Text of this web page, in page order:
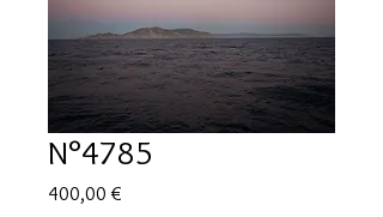
N°4785
400,00 €